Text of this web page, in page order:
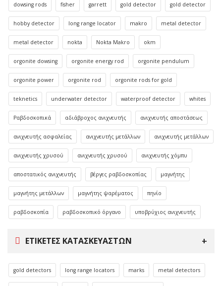
dowsing rods fisher garrett gold detector gold detector
hobby detector long range locator makro metal detector
metal detector nokta Nokta Makro okm
orgonite dowsing orgonite energy rod orgonite pendulum
orgonite power orgonite rod orgonite rods for gold
teknetics underwater detector waterproof detector whites
Ραβδοσκοπικά αδιάβροχος ανιχνευτής ανιχνευτής αποστάσεως
ανιχνευτής ασφαλείας ανιχνευτής μετάλλων ανιχνευτής μετάλλων
ανιχνευτής χρυσού ανιχνευτής χρυσού ανιχνευτής χόμπυ
αποστατικός ανιχνευτής βέργες ραβδοσκοπίας μαγνήτης
μαγνήτης μετάλλων μαγνήτης ψαρέματος πηνίο
ραβδοσκοπία ραβδοσκοπικό όργανο υποβρύχιος ανιχνευτής
ΕΤΙΚΈΤΕΣ ΚΑΤΑΣΚΕΥΑΣΤΏΝ
gold detectors long range locators marks metal detectors